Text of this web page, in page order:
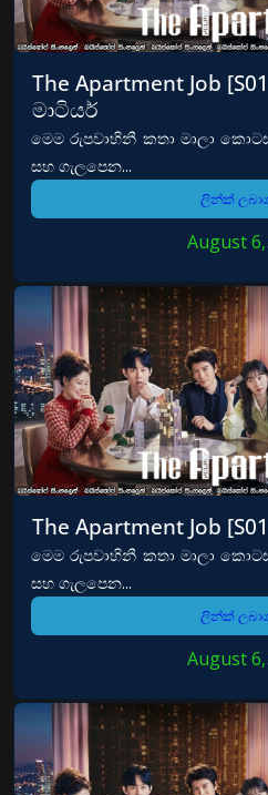
The Apartment Job
මාටියර්
මෙම රුපවාහිනී කතා මාලා
සහ ගැලපෙන...
ලින්ක්
August
The Apartment Job
මෙම රුපවාහිනී කතා මාලා
සහ ගැලපෙන...
ලින්ක්
August